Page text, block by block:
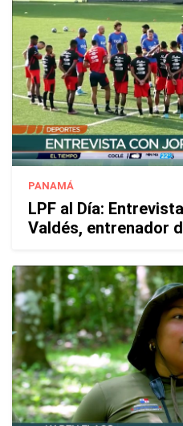
PANAMÁ
LPF al Día:
Valdés, entrenador